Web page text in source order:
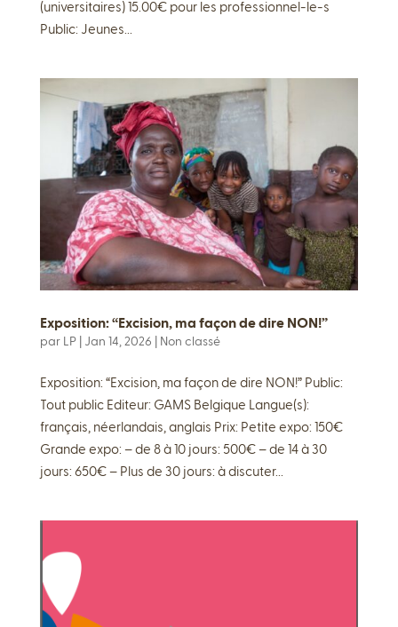
(universitaires) 15.00€ pour les professionnel-le-s
Public: Jeunes...
Exposition: “Excision, ma façon de dire NON!”
par LP| Jan 14, 2026 Non classé
Exposition: “Excision, ma façon de dire NON!” Public:
Tout public Editeur: GAMS Belgique Langue(s):
français, néerlandais, anglais Prix: Petite expo: 150€
Grande expo: – de 8 à 10 jours: 500€ – de 14 à 30
jours: 650€ – Plus de 30 jours: à discuter...